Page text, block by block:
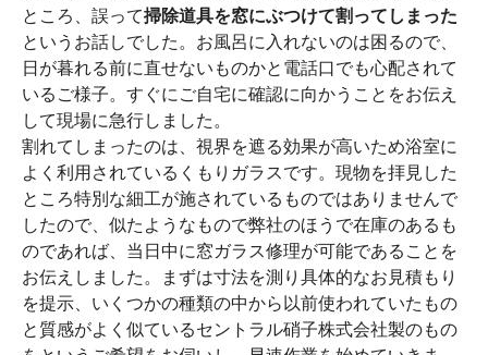
ところ、誤って掃除道具を窓にぶつけて割ってしまった
というお話しでした。お風呂に入れないのは困るので、
日が暮れる前に直せないものかと電話口でも心配されて
いるご様子。すぐにご自宅に確認に向かうことをお伝え
して現場に急行しました。
割れてしまったのは、視界を遮る効果が高いため浴室に
よく利用されているくもりガラスです。現物を拝見した
ところ特別な細工が施されているものではありませんで
したので、似たようなもので弊社のほうで在庫のあるも
のであれば、当日中に窓ガラス修理が可能であることを
お伝えしました。まずは寸法を測り具体的なお見積もり
を提示、いくつかの種類の中から以前使われていたもの
と質感がよく似ているセントラル硝子株式会社製のもの